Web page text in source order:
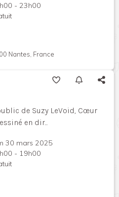
- 23h00
Nantes, France
de Suzy LeVoid, Cœur
en dir...
30 mars 2025
- 19h00